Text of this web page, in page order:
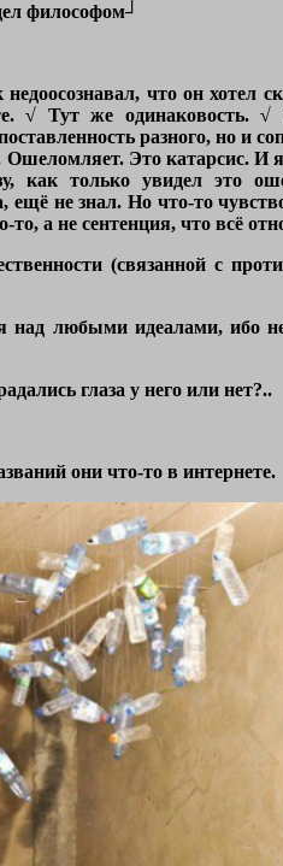
философом┘
что он хотел
√ Тут же одинаковость.
разного, но и
Ошеломляет. Это катарсис.
как только увидел это
ещё не знал. Но что-то
а не сентенция, что всё
(связанной с
над любыми идеалами, ибо
глаза у него или нет?..
они что-то в интернете.